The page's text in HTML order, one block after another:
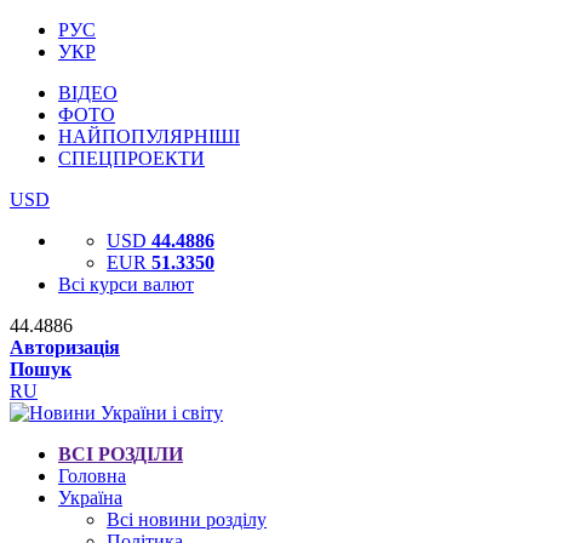
РУС
УКР
ВІДЕО
ФОТО
НАЙПОПУЛЯРНІШІ
СПЕЦПРОЕКТИ
USD
USD 44.4886
EUR 51.3350
Всі курси валют
44.4886
Авторизація
Пошук
RU
ВСІ РОЗДІЛИ
Головна
Україна
Всі новини розділу